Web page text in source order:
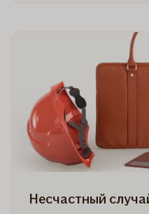
Несчастный